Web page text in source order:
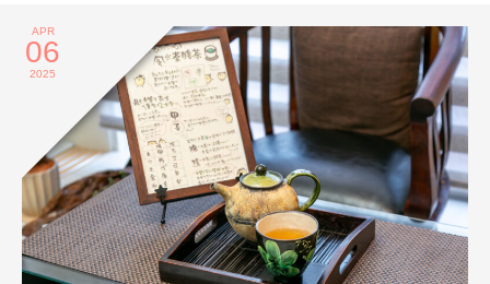
APR
06
2025